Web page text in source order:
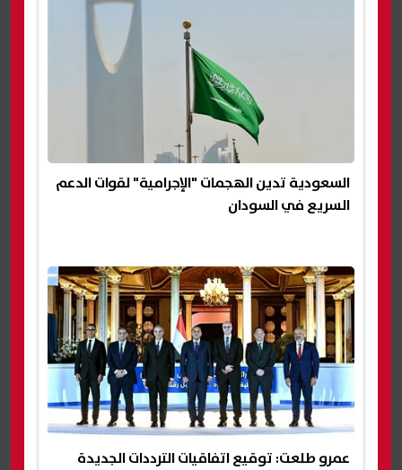
السعودية تدين الهجمات "الإجرامية" لقوات الدعم
السريع في السودان
عمرو طلعت: توقيع اتفاقيات الترددات الجديدة